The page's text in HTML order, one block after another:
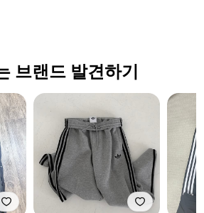
브랜드 발견하기